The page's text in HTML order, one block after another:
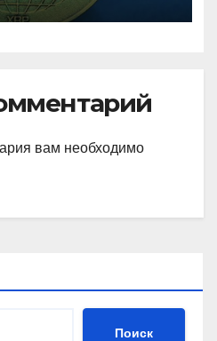
вам необходимо
Поиск